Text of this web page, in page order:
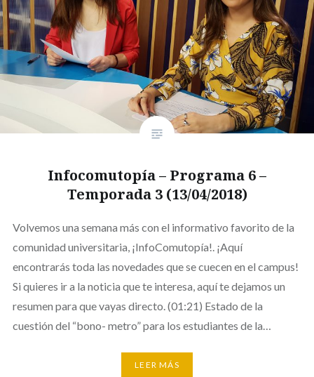
Infocomutopía – Programa 6 –
Temporada 3 (13/04/2018)
Volvemos una semana más con el informativo favorito de la
comunidad universitaria, ¡InfoComutopía!. ¡Aquí
encontrarás toda las novedades que se cuecen en el campus!
Si quieres ir a la noticia que te interesa, aquí te dejamos un
resumen para que vayas directo. (01:21) Estado de la
cuestión del “bono- metro” para los estudiantes de la…
LEER MÁS